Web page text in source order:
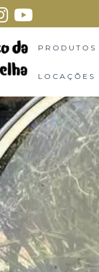
PRODUTOS
LOCAÇÕES